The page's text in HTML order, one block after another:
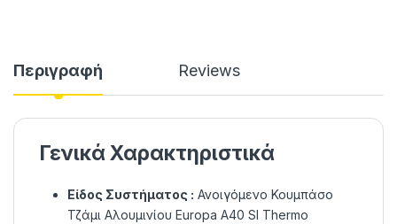
Περιγραφή Reviews
Γενικά Χαρακτηριστικά
Είδος Συστήματος : Ανοιγόμενο Κουμπάσο
Τζάμι Αλουμινίου Europa A40 SI Thermo